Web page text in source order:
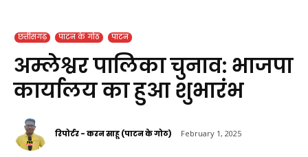
छत्तीसगढ़ पाटन के गोठ पाटन
अम्लेश्वर पालिका चुनाव: भाजपा
कार्यालय का हुआ शुभारंभ
रिपोर्टर - करन साहू (पाटन के गोठ) February 1, 2025